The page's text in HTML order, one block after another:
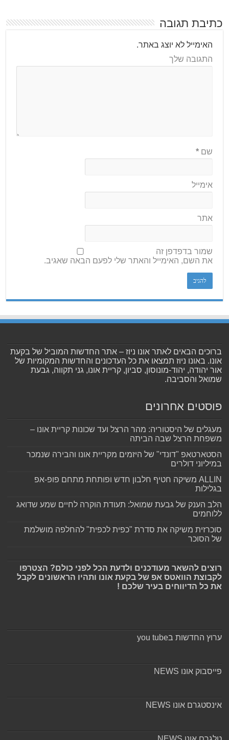
כתיבת תגובה
האימייל לא יוצג באתר.
התגובה שלך
שם*
אימייל
אתר
שמור בדפדפן זה
את השם, האימייל והאתר שלי לפעם הבאה שאגיב.
ברוכים הבאים לאתר אונו ניוז – אתר החדשות המוביל של בקעת
אונו. באונו ניוז תמצאו את כל העדכונים והחדשות המקומיות של
אור יהודה, יהוד-מונוסון, סביון, קריית אונו, גני תקווה, גבעת
שמואל והסביבה.
פוסטים אחרונים
מעגלים של היסטוריה: מהר הרצל ועד שכונות קריית אונו –
משפחת הרצל שבה הביתה
הסטארטאפ "דונדי" של היזמים מקריית אונו והבירה שנמכר
במיליוני דולרים
ALLIN משיקה חטיף חלבון חדש ופותחת מתחם פופ-אפ
בגלילות
הלב הענק של גבעת שמואל: תעודת הוקרה לחיים שמע שדואג
ללוחמים
סוכרזית משיקה את סדרת "כפית לכפית" להחלפה מושלמת
של הסוכר
רוצים להשאר מעודכנים ולדעת הכל לפני כולם? הצטרפו
לקבוצת הוואטס אפ של בקעת אונו ותהיו הראשונים לקבל
את כל הדיווחים בעיר שלכם !
ערוץ החדשות בyou tube
פייסבוק אונו NEWS
אינסטגרם אונו NEWS